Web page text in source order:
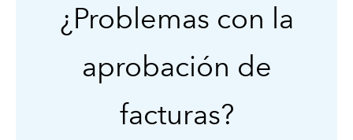
¿Problemas con la
aprobación de
facturas?